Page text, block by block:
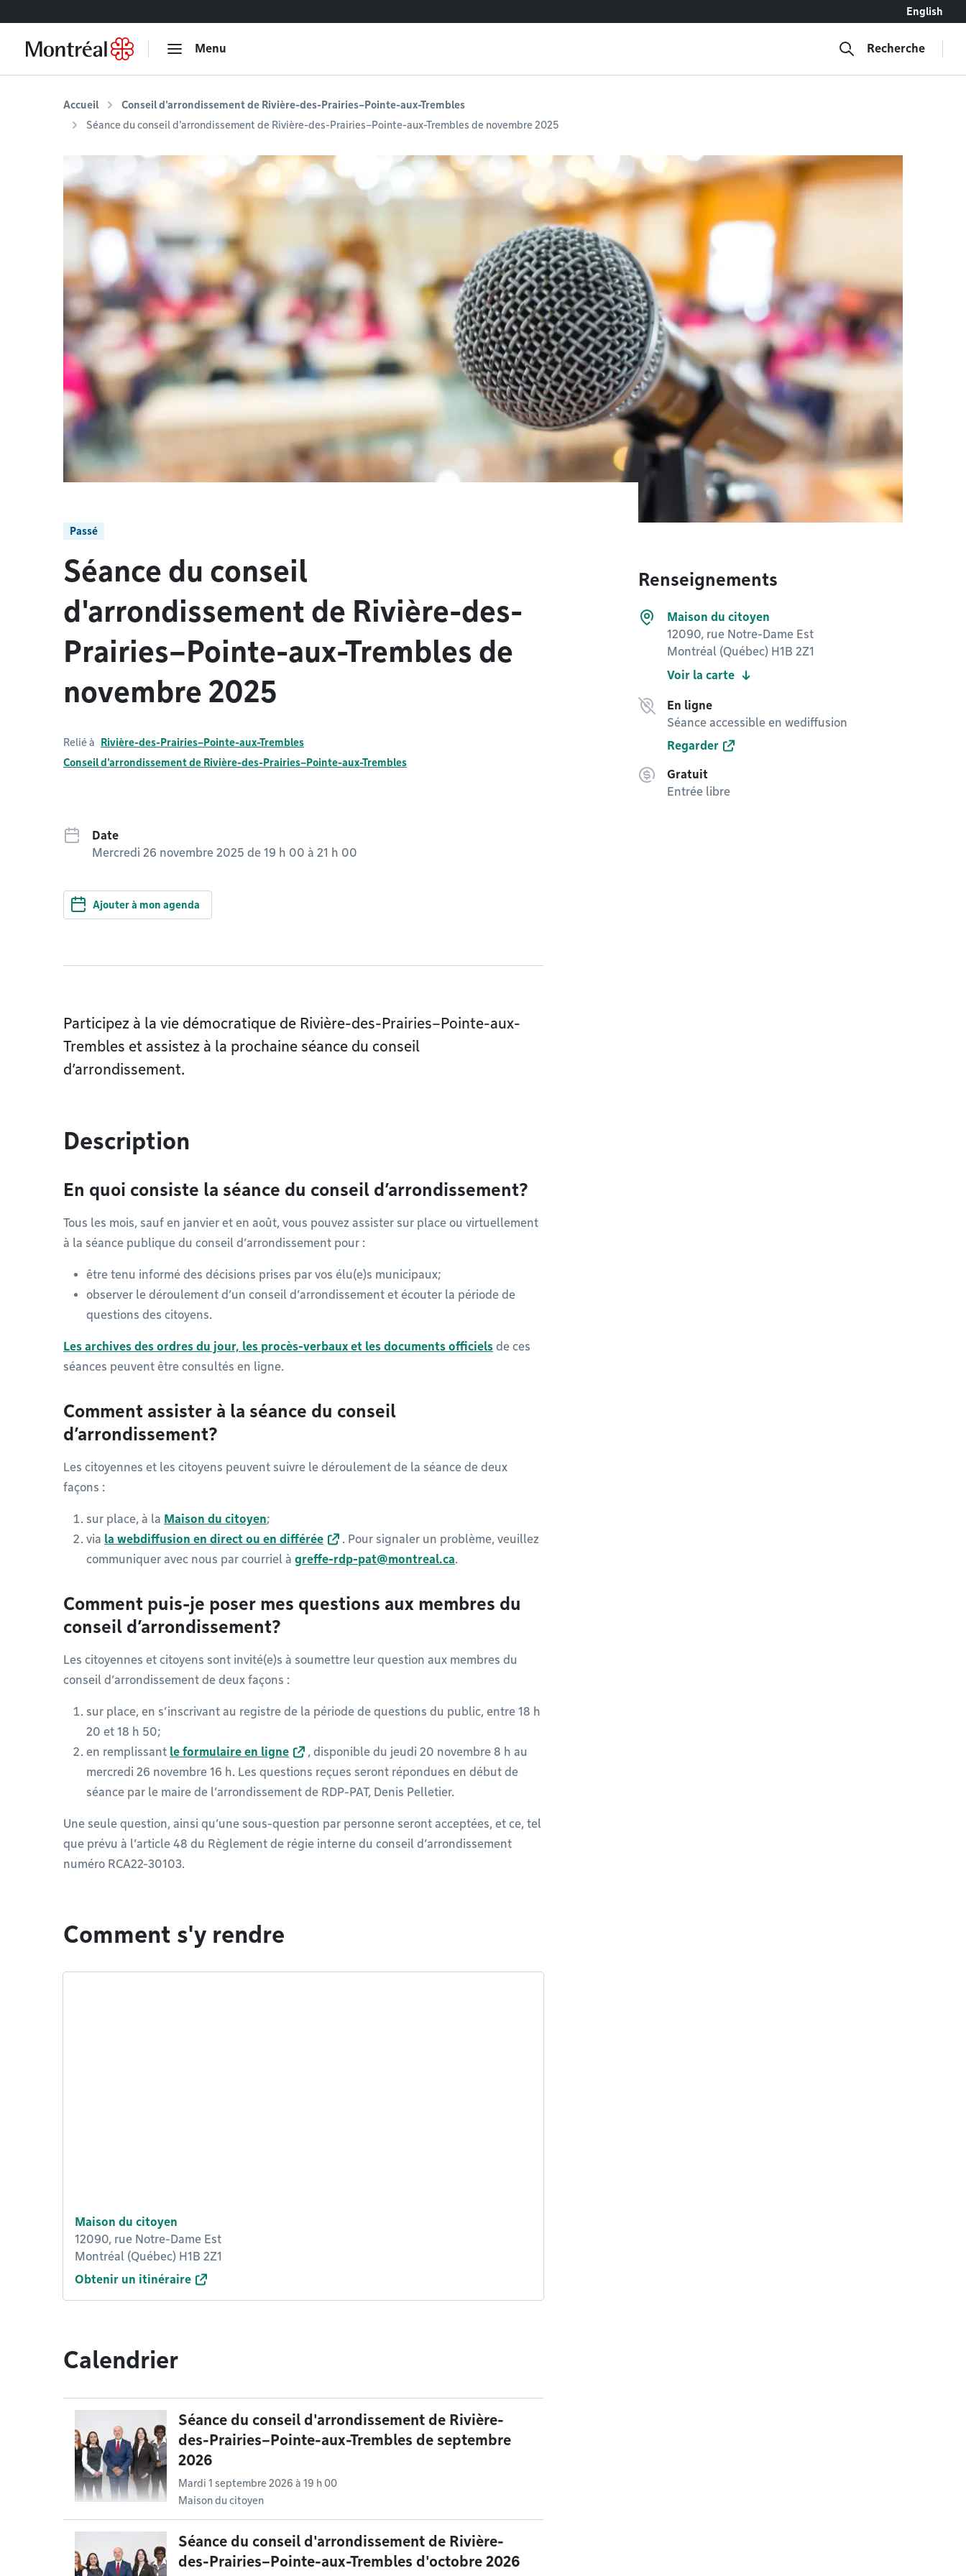
English
Menu Recherche
Accueil
Conseil d'arrondissement de Rivière-des-Prairies–Pointe-aux-Trembles
Séance du conseil d'arrondissement de Rivière-des-Prairies–Pointe-aux-Trembles de novembre 2025
Passé
Séance du conseil
d'arrondissement de Rivière-des-
Prairies–Pointe-aux-Trembles de
novembre 2025
Relié à
Rivière-des-Prairies–Pointe-aux-Trembles
Conseil d'arrondissement de Rivière-des-Prairies–Pointe-aux-Trembles
Date
Mercredi 26 novembre 2025 de 19 h 00 à 21 h 00
Ajouter à mon agenda
Renseignements
Maison du citoyen
12090, rue Notre-Dame Est
Montréal (Québec) H1B 2Z1
Voir la carte
En ligne
Séance accessible en wediffusion
Regarder
Gratuit
Entrée libre
Participez à la vie démocratique de Rivière-des-Prairies–Pointe-aux-
Trembles et assistez à la prochaine séance du conseil
d’arrondissement.
Description
En quoi consiste la séance du conseil d’arrondissement?
Tous les mois, sauf en janvier et en août, vous pouvez assister sur place ou virtuellement
à la séance publique du conseil d’arrondissement pour :
être tenu informé des décisions prises par vos élu(e)s municipaux;
observer le déroulement d’un conseil d’arrondissement et écouter la période de
questions des citoyens.
Les archives des ordres du jour, les procès-verbaux et les documents officiels de ces
séances peuvent être consultés en ligne.
Comment assister à la séance du conseil
d’arrondissement?
Les citoyennes et les citoyens peuvent suivre le déroulement de la séance de deux
façons :
sur place, à la Maison du citoyen;
via la webdiffusion en direct ou en différée
. Pour signaler un problème, veuillez
communiquer avec nous par courriel à greffe-rdp-pat@montreal.ca.
Comment puis-je poser mes questions aux membres du
conseil d’arrondissement?
Les citoyennes et citoyens sont invité(e)s à soumettre leur question aux membres du
conseil d’arrondissement de deux façons :
sur place, en s’inscrivant au registre de la période de questions du public, entre 18 h
20 et 18 h 50;
en remplissant le formulaire en ligne
, disponible du jeudi 20 novembre 8 h au
mercredi 26 novembre 16 h. Les questions reçues seront répondues en début de
séance par le maire de l’arrondissement de RDP-PAT, Denis Pelletier.
Une seule question, ainsi qu’une sous-question par personne seront acceptées, et ce, tel
que prévu à l’article 48 du Règlement de régie interne du conseil d’arrondissement
numéro RCA22-30103.
Comment s'y rendre
Maison du citoyen
12090, rue Notre-Dame Est
Montréal (Québec) H1B 2Z1
Obtenir un itinéraire
Calendrier
Séance du conseil d'arrondissement de Rivière-
des-Prairies–Pointe-aux-Trembles de septembre
2026
Mardi 1 septembre 2026 à 19 h 00
Maison du citoyen
Séance du conseil d'arrondissement de Rivière-
des-Prairies–Pointe-aux-Trembles d'octobre 2026